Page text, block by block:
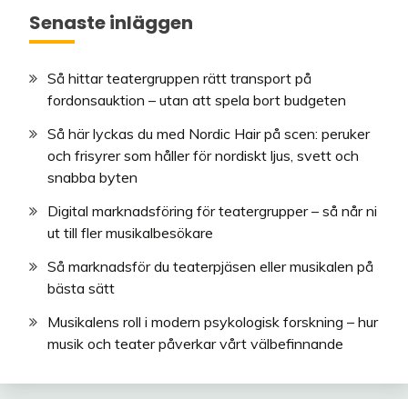
Senaste inläggen
Så hittar teatergruppen rätt transport på
fordonsauktion – utan att spela bort budgeten
Så här lyckas du med Nordic Hair på scen: peruker
och frisyrer som håller för nordiskt ljus, svett och
snabba byten
Digital marknadsföring för teatergrupper – så når ni
ut till fler musikalbesökare
Så marknadsför du teaterpjäsen eller musikalen på
bästa sätt
Musikalens roll i modern psykologisk forskning – hur
musik och teater påverkar vårt välbefinnande